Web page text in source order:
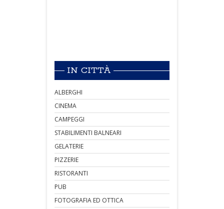
IN CITTÀ
ALBERGHI
CINEMA
CAMPEGGI
STABILIMENTI BALNEARI
GELATERIE
PIZZERIE
RISTORANTI
PUB
FOTOGRAFIA ED OTTICA